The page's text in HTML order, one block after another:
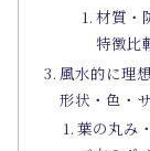
材質・
特徴比
風水的に理
形状・色・
葉の丸み